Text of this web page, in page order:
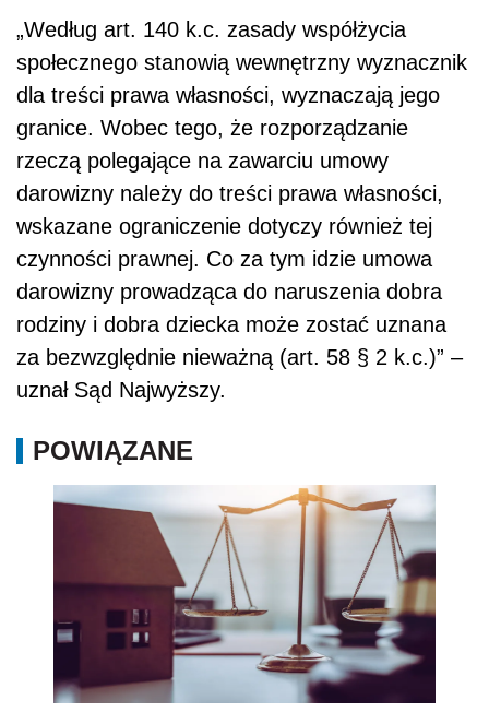
„Według art. 140 k.c. zasady współżycia
społecznego stanowią wewnętrzny wyznacznik
dla treści prawa własności, wyznaczają jego
granice. Wobec tego, że rozporządzanie
rzeczą polegające na zawarciu umowy
darowizny należy do treści prawa własności,
wskazane ograniczenie dotyczy również tej
czynności prawnej. Co za tym idzie umowa
darowizny prowadząca do naruszenia dobra
rodziny i dobra dziecka może zostać uznana
za bezwzględnie nieważną (art. 58 § 2 k.c.)” –
uznał Sąd Najwyższy.
POWIĄZANE